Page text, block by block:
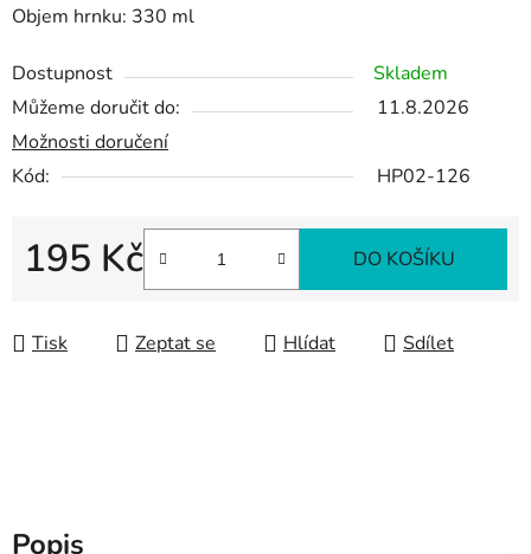
Objem hrnku: 330 ml
Dostupnost
Skladem
Můžeme doručit do:
11.8.2026
Možnosti doručení
Kód:
HP02-126
195 Kč DO KOŠÍKU
Tisk Zeptat se Hlídat Sdílet
Popis